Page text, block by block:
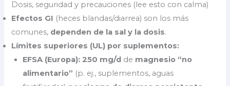
Dosis, seguridad y precauciones (lee esto con calma)
Efectos GI (heces blandas/diarrea) son los más
comunes, dependen de la sal y la dosis.
Límites superiores (UL) por suplementos:
EFSA (Europa): 250 mg/d de magnesio “no
alimentario” (p. ej., suplementos, aguas